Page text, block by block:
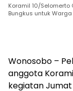
Koramil 10/
Bungkus untuk
Wonosobo –
anggota
kegiatan Jumat